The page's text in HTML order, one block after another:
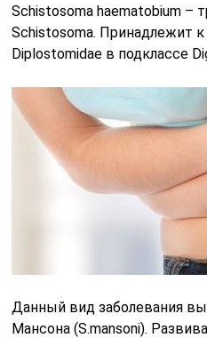
Schistosoma haematobium –
Schistosoma. Принадлежит
Diplostomidae в подклассе
Данный вид заболевания
Мансона (S.mansoni).